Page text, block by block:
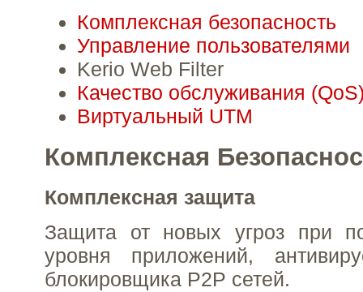
Комплексная безопасность
Управление пользователями
Kerio Web Filter
Качество обслуживания
Виртуальный UTM
Комплексная
Комплексная защита
Защита от новых угроз при
уровня приложений,
блокировщика P2P сетей.